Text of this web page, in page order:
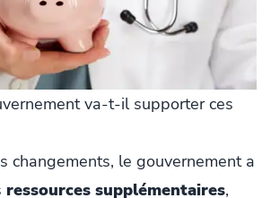
va-t-il supporter ces
changements, le gouvernement a
ressources supplémentaires,